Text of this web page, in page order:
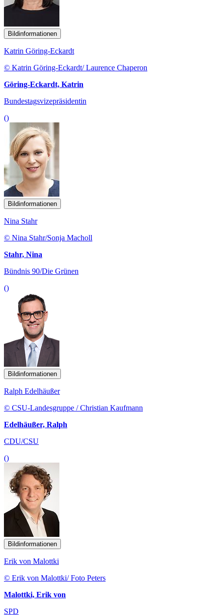
Bildinformationen
Katrin Göring-Eckardt
© Katrin Göring-Eckardt/ Laurence Chaperon
Göring-Eckardt, Katrin
Bundestagsvizepräsidentin
()
Bildinformationen
Nina Stahr
© Nina Stahr/Sonja Macholl
Stahr, Nina
Bündnis 90/Die Grünen
()
Bildinformationen
Ralph Edelhäußer
© CSU-Landesgruppe / Christian Kaufmann
Edelhäußer, Ralph
CDU/CSU
()
Bildinformationen
Erik von Malottki
© Erik von Malottki/ Foto Peters
Malottki, Erik von
SPD